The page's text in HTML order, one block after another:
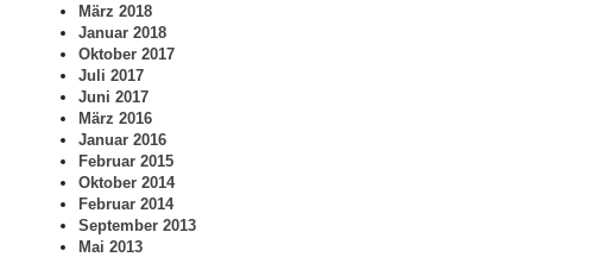
März 2018
Januar 2018
Oktober 2017
Juli 2017
Juni 2017
März 2016
Januar 2016
Februar 2015
Oktober 2014
Februar 2014
September 2013
Mai 2013